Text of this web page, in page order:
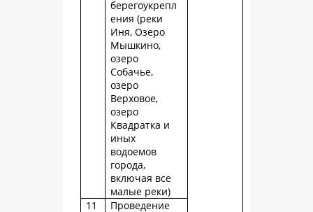
берегоукрепл
ения (реки
Иня, Озеро
Мышкино,
озеро
Собачье,
озеро
Верховое,
озеро
Квадратка и
иных
водоемов
города,
включая все
малые реки)
11
Проведение